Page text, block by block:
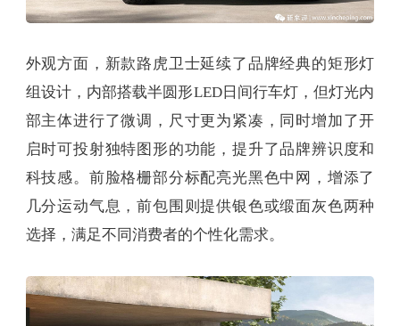
外观方面，新款路虎卫士延续了品牌经典的矩形灯
组设计，内部搭载半圆形LED日间行车灯，但灯光内
部主体进行了微调，尺寸更为紧凑，同时增加了开
启时可投射独特图形的功能，提升了品牌辨识度和
科技感。前脸格栅部分标配亮光黑色中网，增添了
几分运动气息，前包围则提供银色或缎面灰色两种
选择，满足不同消费者的个性化需求。